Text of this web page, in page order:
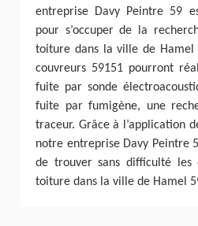
entreprise Davy Peintre 59
pour s’occuper de la
toiture dans la ville de Hamel
couvreurs 59151 pourront
fuite par sonde
fuite par fumigène, une
traceur. Grâce à l’application
notre entreprise Davy Peintre
de trouver sans difficulté les
toiture dans la ville de Hamel